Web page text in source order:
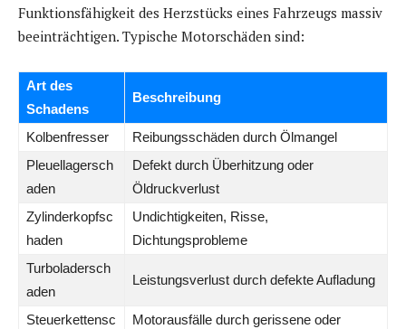
Funktionsfähigkeit des Herzstücks eines Fahrzeugs massiv
beeinträchtigen. Typische Motorschäden sind:
Art des
Schadens
Beschreibung
Kolbenfresser
Reibungsschäden durch Ölmangel
Pleuellagersch
aden
Defekt durch Überhitzung oder
Öldruckverlust
Zylinderkopfsc
haden
Undichtigkeiten, Risse,
Dichtungsprobleme
Turboladersch
aden
Leistungsverlust durch defekte Aufladung
Steuerkettensc
Motorausfälle durch gerissene oder